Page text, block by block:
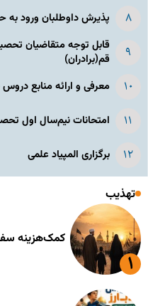
پذیرش داوطلبان ورود به حوزه
قابل توجه متقاضیان
قم(برادران)
معرفی و ارائه منابع
امتحانات نیم‌سال اول تحصیلی
برگزاری المپیاد علمی
تهذیب
کمک‌هزینه سفر